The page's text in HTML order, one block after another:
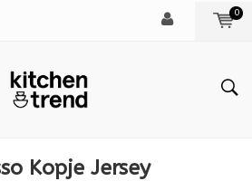
0
Kopje Jersey